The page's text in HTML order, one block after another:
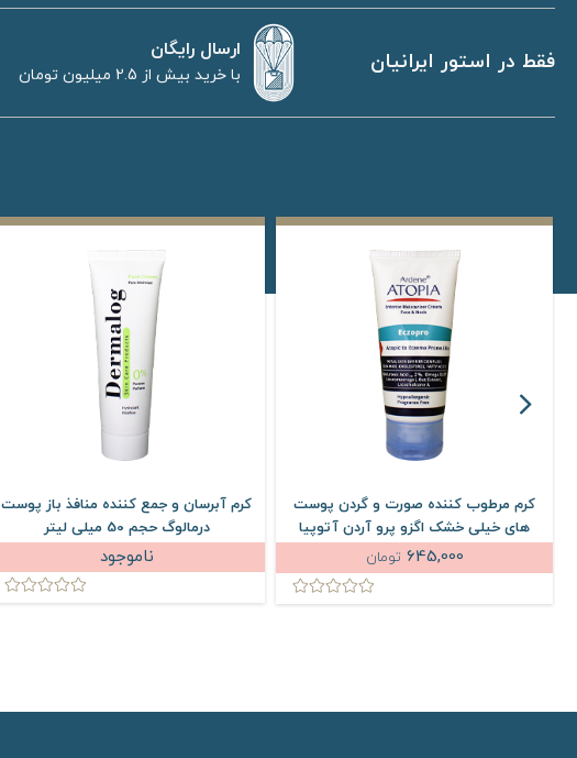
فقط در استور ایرانیان ارسال رایگان
با خرید بیش از 2.5 میلیون تومان
کرم مرطوب کننده صورت و گردن پوست
های خیلی خشک اگزو پرو آردن آتوپیا
وزن 50 گرم
645,000 تومان
کرم آبرسان و جمع کننده منافذ باز پوست
درمالوگ حجم 50 میلی لیتر
ناموجود